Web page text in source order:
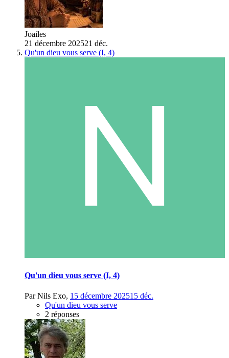
Joailes
21 décembre 202521 déc.
Qu'un dieu vous serve (I, 4)
Qu'un dieu vous serve (I, 4)
ParNils Exo, 15 décembre 202515 déc.
Qu'un dieu vous serve
2 réponses